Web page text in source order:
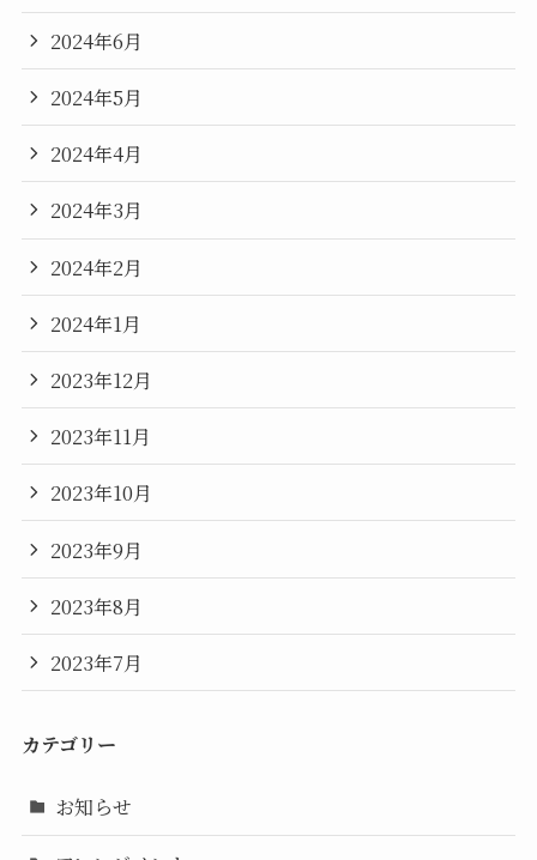
2024年6月
2024年5月
2024年4月
2024年3月
2024年2月
2024年1月
2023年12月
2023年11月
2023年10月
2023年9月
2023年8月
2023年7月
カテゴリー
お知らせ